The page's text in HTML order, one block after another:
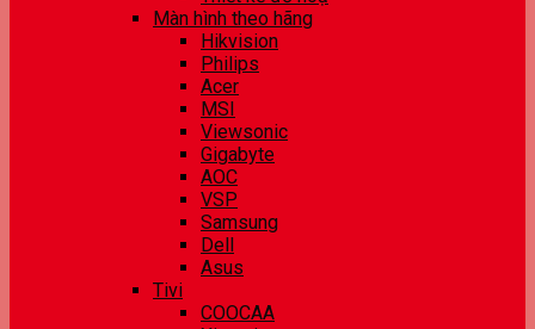
Màn hình theo hãng
Hikvision
Philips
Acer
MSI
Viewsonic
Gigabyte
AOC
VSP
Samsung
Dell
Asus
Tivi
COOCAA